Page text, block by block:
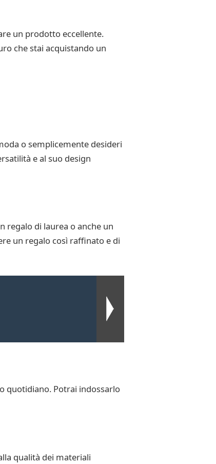
un prodotto eccellente.
che stai acquistando un
o semplicemente desideri
e al suo design
regalo di laurea o anche un
un regalo così raffinato e di
quotidiano. Potrai indossarlo
qualità dei materiali